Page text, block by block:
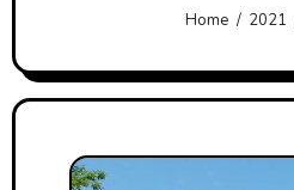
Home 2021